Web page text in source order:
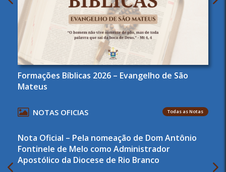
Formações Bíblicas 2026 – Evangelho de São
Mateus
NOTAS OFICIAS Todas as Notas
Nota Oficial – Pela nomeação de Dom Antônio
Fontinele de Melo como Administrador
Apostólico da Diocese de Rio Branco